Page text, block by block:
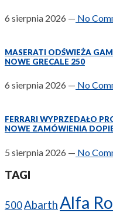
6 sierpnia 2026 — No
MASERATI ODŚWIEŻA
NOWE GRECALE 250
6 sierpnia 2026 — No
FERRARI WYPRZEDAŁO
NOWE ZAMÓWIENIA
5 sierpnia 2026 — No
TAGI
500AbarthAlfa